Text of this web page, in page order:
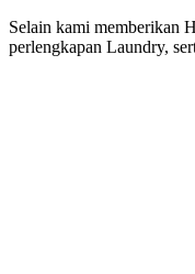
Selain kami
perlengkapan Laundry,